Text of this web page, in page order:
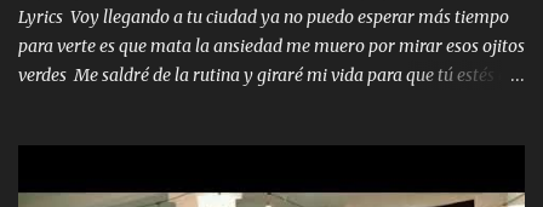
Lyrics Voy llegando a tu ciudad ya no puedo esperar más tiempo
para verte es que mata la ansiedad me muero por mirar esos ojitos
verdes Me saldré de la rutina y giraré mi vida para que tú estés en
solo yo tendre el candado 🔒 del amor ❤️ Música Mil y un besos